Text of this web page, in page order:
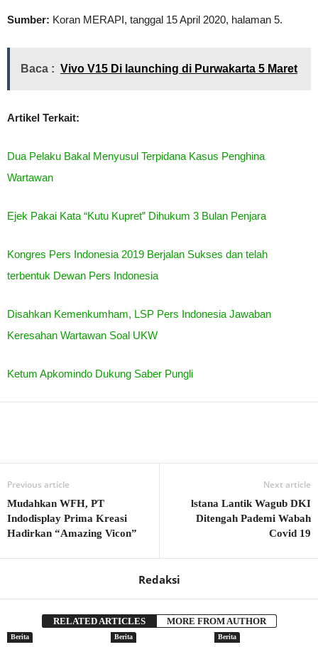
Sumber: Koran MERAPI, tanggal 15 April 2020, halaman 5.
Baca : Vivo V15 Di launching di Purwakarta 5 Maret
Artikel Terkait:
Dua Pelaku Bakal Menyusul Terpidana Kasus Penghina
Wartawan
Ejek Pakai Kata “Kutu Kupret” Dihukum 3 Bulan Penjara
Kongres Pers Indonesia 2019 Berjalan Sukses dan telah
terbentuk Dewan Pers Indonesia
Disahkan Kemenkumham, LSP Pers Indonesia Jawaban
Keresahan Wartawan Soal UKW
Ketum Apkomindo Dukung Saber Pungli
Previous article
Mudahkan WFH, PT
Indodisplay Prima Kreasi
Hadirkan “Amazing Vicon”
Next article
lstana Lantik Wagub DKI
Ditengah Pademi Wabah
Covid 19
Redaksi
RELATED ARTICLES MORE FROM AUTHOR
Berita Berita Berita